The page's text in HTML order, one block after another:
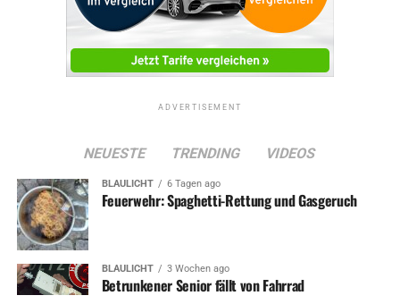
ADVERTISEMENT
NEUESTE TRENDING VIDEOS
BLAULICHT 6 Tagen ago
Feuerwehr: Spaghetti-Rettung und Gasgeruch
BLAULICHT 3 Wochen ago
Betrunkener Senior fällt von Fahrrad